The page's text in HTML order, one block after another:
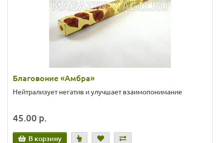
Благовоние «Амбра»
Нейтрализует негатив и улучшает взаимопонимание
45.00 р.
В корзину